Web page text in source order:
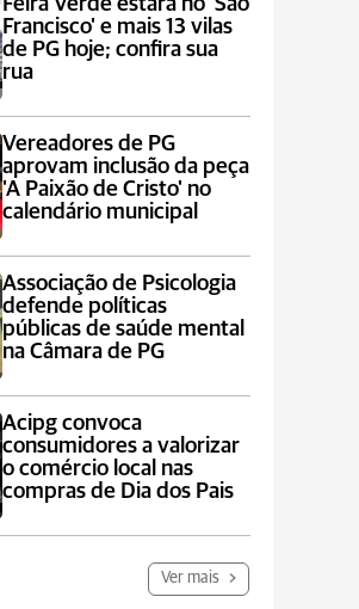
Francisco' e mais 13 vilas
de PG hoje; confira sua
rua
Vereadores de PG
aprovam inclusão da peça
'A Paixão de Cristo' no
calendário municipal
Associação de Psicologia
defende políticas
públicas de saúde mental
na Câmara de PG
Acipg convoca
consumidores a valorizar
o comércio local nas
compras de Dia dos Pais
Ver mais